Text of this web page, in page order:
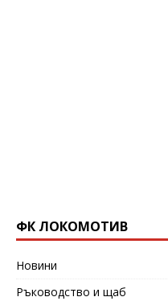
ФК ЛОКОМОТИВ
Новини
Ръководство и щаб